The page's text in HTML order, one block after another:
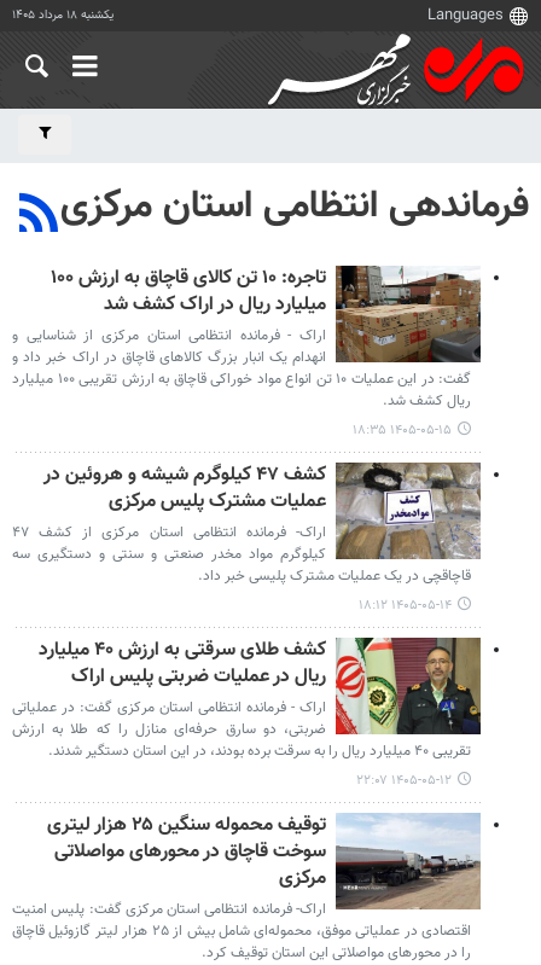
یکشنبه ۱۸ مرداد ۱۴۰۵
فرماندهی انتظامی استان مرکزی
تاجره: ۱۰ تن کالای قاچاق به ارزش ۱۰۰
میلیارد ریال در اراک کشف شد
اراک - فرمانده انتظامی استان مرکزی از شناسایی و
انهدام یک انبار بزرگ کالاهای قاچاق در اراک خبر داد و
گفت: در این عملیات ۱۰ تن انواع مواد خوراکی قاچاق به ارزش تقریبی ۱۰۰ میلیارد
ریال کشف شد.
۱۴۰۵-۰۵-۱۵ ۱۸:۳۵
کشف ۴۷ کیلوگرم شیشه و هروئین در
عملیات مشترک پلیس مرکزی
اراک- فرمانده انتظامی استان مرکزی از کشف ۴۷
کیلوگرم مواد مخدر صنعتی و سنتی و دستگیری سه
قاچاقچی در یک عملیات مشترک پلیسی خبر داد.
۱۴۰۵-۰۵-۱۴ ۱۸:۱۲
کشف طلای سرقتی به ارزش ۴۰ میلیارد
ریال در عملیات ضربتی پلیس اراک
اراک - فرمانده انتظامی استان مرکزی گفت: در عملیاتی
ضربتی، دو سارق حرفه‌ای منازل را که طلا به ارزش
تقریبی ۴۰ میلیارد ریال را به سرقت برده بودند، در این استان دستگیر شدند.
۱۴۰۵-۰۵-۱۲ ۲۲:۰۷
توقیف محموله سنگین ۲۵ هزار لیتری
سوخت قاچاق در محورهای مواصلاتی
مرکزی
اراک- فرمانده انتظامی استان مرکزی گفت: پلیس امنیت
اقتصادی در عملیاتی موفق، محموله‌ای شامل بیش از ۲۵ هزار لیتر گازوئیل قاچاق
را در محورهای مواصلاتی این استان توقیف کرد.